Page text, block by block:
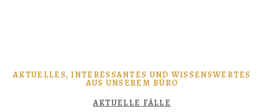
AKTUELLES, INTERESSANTES UND WISSENSWERTES
AUS UNSEREM BÜRO
AKTUELLE FÄLLE